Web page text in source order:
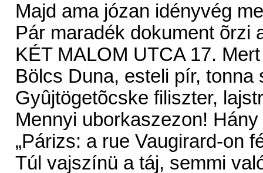
Majd ama józan idényvég
Pár maradék dokument õrzi
KÉT MALOM UTCA 17.
Bölcs Duna, esteli pír, tonna
Gyûjtögetõcske filiszter,
Mennyi uborkaszezon!
„Párizs: a rue Vaugirard-on
Túl vajszínü a táj, semmi